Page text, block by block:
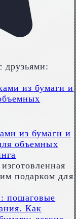
друзьями:
из бумаги и
объемных
подарком для